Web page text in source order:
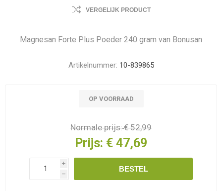
VERGELIJK PRODUCT
Magnesan Forte Plus Poeder 240 gram van Bonusan
Artikelnummer: 10-839865
OP VOORRAAD
Normale prijs:€ 52,99
Prijs: € 47,69
i
h
BESTEL